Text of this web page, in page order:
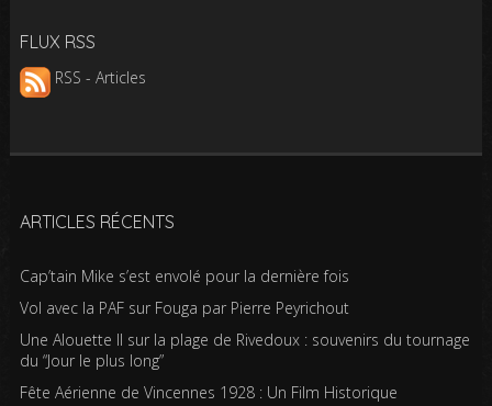
FLUX RSS
RSS - Articles
ARTICLES RÉCENTS
Cap’tain Mike s’est envolé pour la dernière fois
Vol avec la PAF sur Fouga par Pierre Peyrichout
Une Alouette II sur la plage de Rivedoux : souvenirs du tournage
du “Jour le plus long”
Fête Aérienne de Vincennes 1928 : Un Film Historique